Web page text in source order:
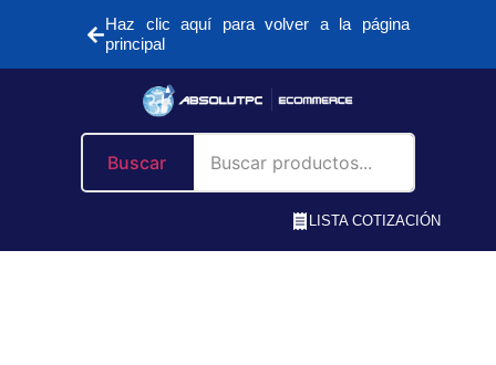
Haz clic aquí para volver a la página
principal
Buscar
LISTA COTIZACIÓN